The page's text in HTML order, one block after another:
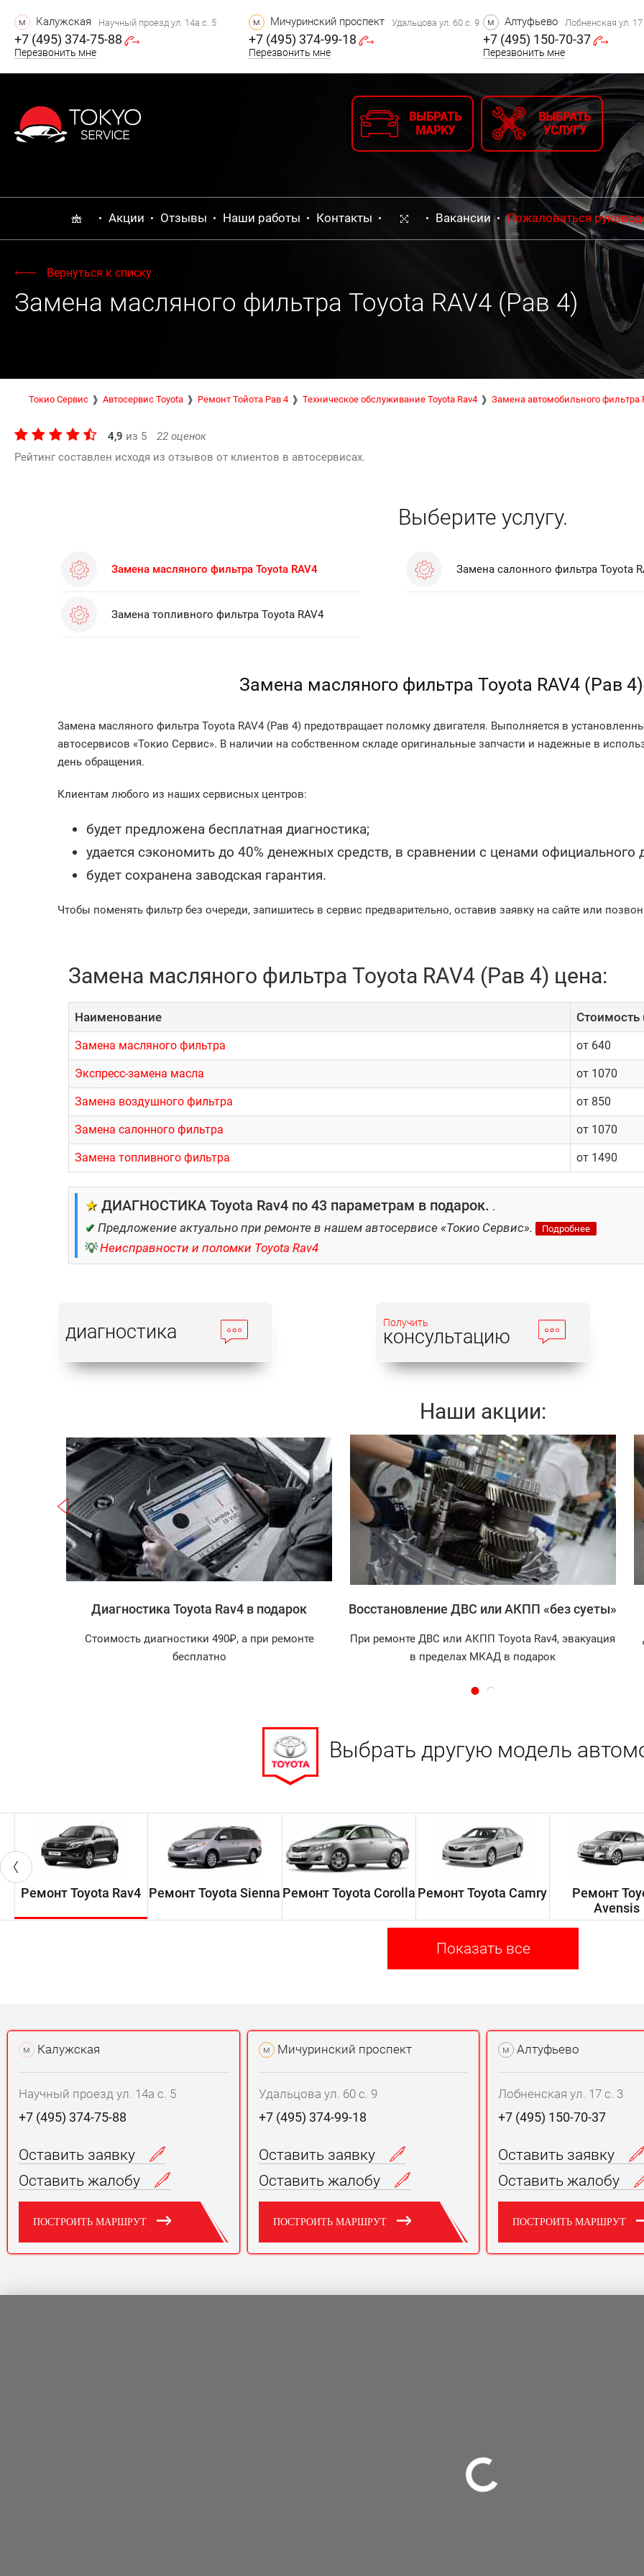
м Калужская Научный проезд ул. 14а с. 5
+7 (495) 374-75-88
Перезвонить мне
м Мичуринский проспект Удальцова ул. 60 с. 9
+7 (495) 374-99-18
Перезвонить мне
м Алтуфьево Лобненская ул. 17
+7 (495) 150-70-37
Перезвонить мне
ВЫБРАТЬ
МАРКУ
ВЫБРАТЬ
УСЛУГУ
Акции Отзывы Наши работы Контакты Вакансии Пожаловаться
Вернуться к списку
Замена масляного фильтра Toyota RAV4 (Рав 4)
Токио Сервис Автосервис Toyota Ремонт Тойота Рав 4 Техническое обслуживание Toyota Rav4 Замена автомобильного фильтра
4,9 из 5 22 оценок
Рейтинг составлен исходя из отзывов от клиентов в автосервисах.
Выберите услугу.
Замена масляного фильтра Toyota RAV4 Замена салонного фильтра Toyota
Замена топливного фильтра Toyota RAV4
Замена масляного фильтра Toyota RAV4 (Рав
Замена масляного фильтра Toyota RAV4 (Рав 4) предотвращает поломку двигателя. Выполняется в
автосервисов «Токио Сервис». В наличии на собственном складе оригинальные запчасти и надежные в
день обращения.
Клиентам любого из наших сервисных центров:
будет предложена бесплатная диагностика;
удается сэкономить до 40% денежных средств, в сравнении с ценами официального
будет сохранена заводская гарантия.
Чтобы поменять фильтр без очереди, запишитесь в сервис предварительно, оставив заявку на сайте или
Замена масляного фильтра Toyota RAV4 (Рав 4) цена:
Наименование Cтоимость
Замена масляного фильтра от 640
Экспресс-замена масла от 1070
Замена воздушного фильтра от 850
Замена салонного фильтра от 1070
Замена топливного фильтра от 1490
★ ДИАГНОСТИКА Toyota Rav4 по 43 параметрам в подарок. .
✔ Предложение актуально при ремонте в нашем автосервисе «Токио Сервис». Подробнее
💡 Неисправности и поломки Toyota Rav4
диагностика Получить
консультацию
Наши акции:
Записаться
Диагностика Toyota Rav4 в подарок
Стоимость диагностики 490₽, а при ремонте
бесплатно
Записаться
Восстановление ДВС или АКПП «без суеты»
При ремонте ДВС или АКПП Toyota Rav4, эвакуация
в пределах МКАД в подарок
Выбрать другую модель
Ремонт Toyota Rav4 Ремонт Toyota Sienna Ремонт Toyota Corolla Ремонт Toyota Camry
Ремонт
Avensis
Показать все
м Калужская
Научный проезд ул. 14а с. 5
+7 (495) 374-75-88
Оставить заявку
Оставить жалобу
ПОСТРОИТЬ МАРШРУТ
м Мичуринский проспект
Удальцова ул. 60 с. 9
+7 (495) 374-99-18
Оставить заявку
Оставить жалобу
ПОСТРОИТЬ МАРШРУТ
м Алтуфьево
Лобненская ул. 17 с. 3
+7 (495) 150-70-37
Оставить заявку
Оставить жалобу
ПОСТРОИТЬ МАРШРУТ